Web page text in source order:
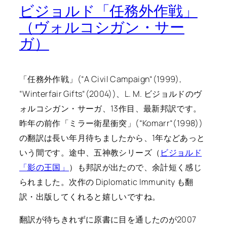
ビジョルド「任務外作戦」
（ヴォルコシガン・サー
ガ）
「任務外作戦」(“A Civil Campaign“(1999),
“Winterfair Gifts“(2004))、L. M. ビジョルドのヴ
ォルコシガン・サーガ、13作目、最新邦訳です。
昨年の前作「ミラー衛星衝突」(“Komarr“(1998))
の翻訳は長い年月待ちましたから、1年などあっと
いう間です。途中、五神教シリーズ（ ビジョルド
「影の王国」 ）も邦訳が出たので、余計短く感じ
られました。次作の Diplomatic Immunity も翻
訳・出版してくれると嬉しいですね。
翻訳が待ちきれずに原書に目を通したのが2007